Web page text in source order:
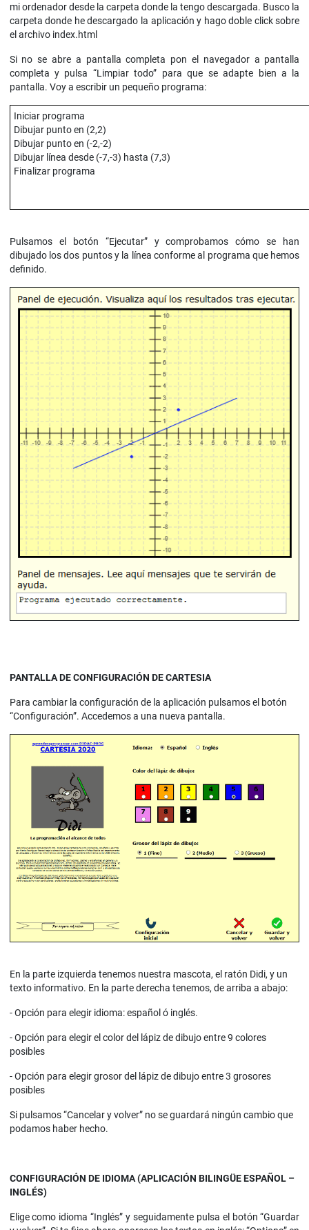
mi ordenador desde la carpeta donde la tengo descargada. Busco la
carpeta donde he descargado la aplicación y hago doble click sobre
el archivo index.html
Si no se abre a pantalla completa pon el navegador a pantalla
completa y pulsa “Limpiar todo” para que se adapte bien a la
pantalla. Voy a escribir un pequeño programa:
Iniciar programa
Dibujar punto en (2,2)
Dibujar punto en (-2,-2)
Dibujar línea desde (-7,-3) hasta (7,3)
Finalizar programa
Pulsamos el botón “Ejecutar” y comprobamos cómo se han
dibujado los dos puntos y la línea conforme al programa que hemos
definido.
PANTALLA DE CONFIGURACIÓN DE CARTESIA
Para cambiar la configuración de la aplicación pulsamos el botón
“Configuración”. Accedemos a una nueva pantalla.
En la parte izquierda tenemos nuestra mascota, el ratón Didi, y un
texto informativo. En la parte derecha tenemos, de arriba a abajo:
- Opción para elegir idioma: español ó inglés.
- Opción para elegir el color del lápiz de dibujo entre 9 colores
posibles
- Opción para elegir grosor del lápiz de dibujo entre 3 grosores
posibles
Si pulsamos “Cancelar y volver” no se guardará ningún cambio que
podamos haber hecho.
CONFIGURACIÓN DE IDIOMA (APLICACIÓN BILINGÜE ESPAÑOL –
INGLÉS)
Elige como idioma “Inglés” y seguidamente pulsa el botón “Guardar